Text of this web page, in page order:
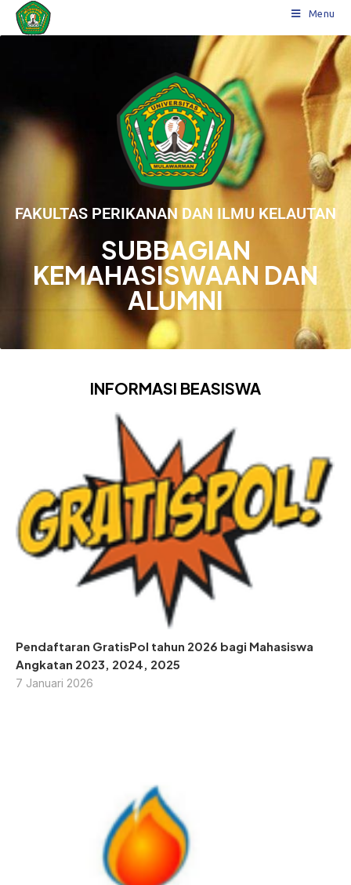
Menu
FAKULTAS PERIKANAN DAN ILMU KELAUTAN
SUBBAGIAN
KEMAHASISWAAN DAN
ALUMNI
INFORMASI BEASISWA
Pendaftaran GratisPol tahun 2026 bagi Mahasiswa
Angkatan 2023, 2024, 2025
7 Januari 2026